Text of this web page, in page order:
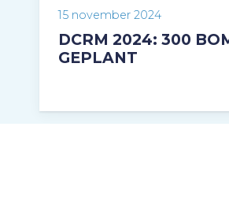
15 november 2024
DCRM 2024: 300
GEPLANT